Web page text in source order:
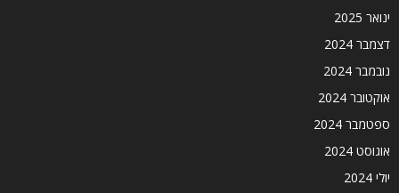
ינואר 2025
דצמבר 2024
נובמבר 2024
אוקטובר 2024
ספטמבר 2024
אוגוסט 2024
יולי 2024